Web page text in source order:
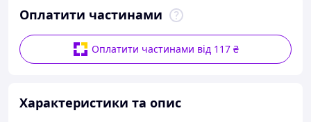
Оплатити частинами
Оплатити частинами від 117 ₴
Характеристики та опис